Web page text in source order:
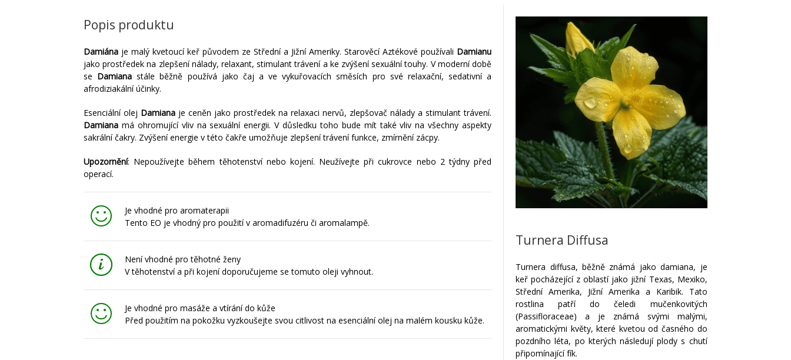
Popis produktu
Damiána je malý kvetoucí keř původem ze Střední a Jižní Ameriky. Starověcí Aztékové používali Damianu
jako prostředek na zlepšení nálady, relaxant, stimulant trávení a ke zvýšení sexuální touhy. V moderní době
se Damiana stále běžně používá jako čaj a ve vykuřovacích směsích pro své relaxační, sedativní a
afrodiziakální účinky.
Esenciální olej Damiana je ceněn jako prostředek na relaxaci nervů, zlepšovač nálady a stimulant trávení.
Damiana má ohromující vliv na sexuální energii. V důsledku toho bude mít také vliv na všechny aspekty
sakrální čakry. Zvýšení energie v této čakře umožňuje zlepšení trávení funkce, zmírnění zácpy.
Upozornění: Nepoužívejte během těhotenství nebo kojení. Neužívejte při cukrovce nebo 2 týdny před
operací.
Je vhodné pro aromaterapii
Tento EO je vhodný pro použití v aromadifuzéru či aromalampě.
Není vhodné pro těhotné ženy
V těhotenství a při kojení doporučujeme se tomuto oleji vyhnout.
Je vhodné pro masáže a vtírání do kůže
Před použitím na pokožku vyzkoušejte svou citlivost na esenciální olej na malém kousku kůže.
Turnera Diffusa
Turnera diffusa, běžně známá jako damiana, je
keř pocházející z oblastí jako jižní Texas, Mexiko,
Střední Amerika, Jižní Amerika a Karibik. Tato
rostlina patří do čeledi mučenkovitých
(Passifloraceae) a je známá svými malými,
aromatickými květy, které kvetou od časného do
pozdního léta, po kterých následují plody s chutí
připomínající fík.